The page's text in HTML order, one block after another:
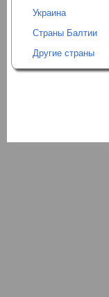
Украина
Страны Балтии
Другие страны